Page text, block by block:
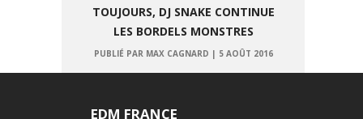
TOUJOURS, DJ SNAKE CONTINUE
LES BORDELS MONSTRES
PUBLIÉ PAR MAX CAGNARD | 5 AOÛT 2016
EDM FRANCE